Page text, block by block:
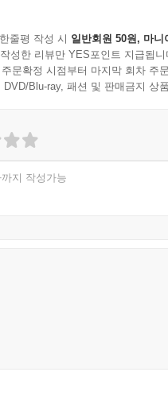
줄평 작성 시 일반회원 50원, 마니
성한 리뷰만 YES포인트 지급됩니
문확정 시점부터 마지막 회차 주
DVD/Blu-ray, 패션 및 판매금지 상
지 작성가능